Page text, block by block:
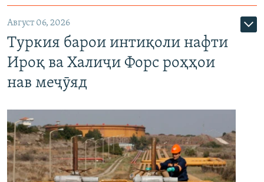
Август 06, 2026
Туркия барои интиқоли нафти
Ироқ ва Халиҷи Форс роҳҳои
нав меҷӯяд